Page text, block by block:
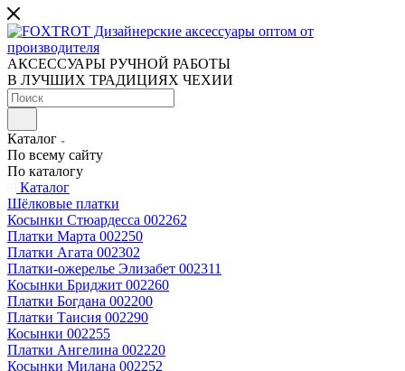
АКСЕССУАРЫ РУЧНОЙ РАБОТЫ
В ЛУЧШИХ ТРАДИЦИЯХ ЧЕХИИ
Каталог
По всему сайту
По каталогу
Каталог
Шёлковые платки
Косынки Стюардесса 002262
Платки Марта 002250
Платки Агата 002302
Платки-ожерелье Элизабет 002311
Косынки Бриджит 002260
Платки Богдана 002200
Платки Таисия 002290
Косынки 002255
Платки Ангелина 002220
Косынки Милана 002252